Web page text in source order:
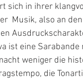
sich in ihrer
Musik, also an
ist eine
weniger die
die